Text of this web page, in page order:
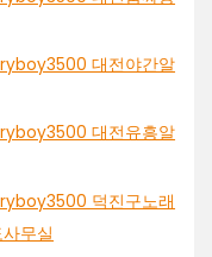
대전야간알
대전유흥알
덕진구노래
무실